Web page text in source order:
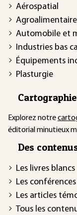
Aérospatial
Agroalimentaire
Automobile et
Industries bas
Équipements
Plasturgie
Explorez notre
éditorial minutieux
Des
Les livres blancs
Les
Les articles
Tous les